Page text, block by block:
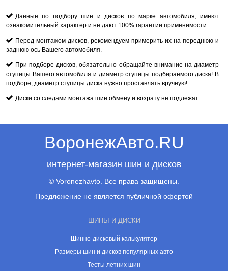
Данные по подбору шин и дисков по марке автомобиля, имеют
ознакомительный характер и не дают 100% гарантии применимости.
Перед монтажом дисков, рекомендуем примерить их на переднюю и
заднюю ось Вашего автомобиля.
При подборе дисков, обязательно обращайте внимание на диаметр
ступицы Вашего автомобиля и диаметр ступицы подбираемого диска! В
подборе, диаметр ступицы диска нужно проставлять вручную!
Диски со следами монтажа шин обмену и возрату не подлежат.
ВоронежАвто.RU
интернет-магазин шин и дисков
© Voronezhavto. Все права защищены.
Предложение не является публичной офертой
ШИНЫ И ДИСКИ
Шинно-дисковый калькулятор
Размеры шин и дисков популярных авто
Тесты летних шин